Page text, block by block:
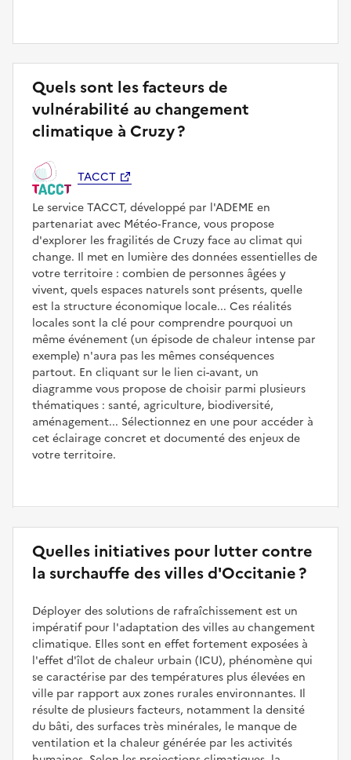
Quels sont les facteurs de
vulnérabilité au changement
climatique à Cruzy ?
TACCT
Le service TACCT, développé par l'ADEME en
partenariat avec Météo‑France, vous propose
d'explorer les fragilités de Cruzy face au climat qui
change. Il met en lumière des données essentielles de
votre territoire : combien de personnes âgées y
vivent, quels espaces naturels sont présents, quelle
est la structure économique locale... Ces réalités
locales sont la clé pour comprendre pourquoi un
même événement (un épisode de chaleur intense par
exemple) n'aura pas les mêmes conséquences
partout. En cliquant sur le lien ci-avant, un
diagramme vous propose de choisir parmi plusieurs
thématiques : santé, agriculture, biodiversité,
aménagement... Sélectionnez en une pour accéder à
cet éclairage concret et documenté des enjeux de
votre territoire.
Quelles initiatives pour lutter contre
la surchauffe des villes d'Occitanie ?
Déployer des solutions de rafraîchissement est un
impératif pour l'adaptation des villes au changement
climatique. Elles sont en effet fortement exposées à
l'effet d'îlot de chaleur urbain (ICU), phénomène qui
se caractérise par des températures plus élevées en
ville par rapport aux zones rurales environnantes. Il
résulte de plusieurs facteurs, notamment la densité
du bâti, des surfaces très minérales, le manque de
ventilation et la chaleur générée par les activités